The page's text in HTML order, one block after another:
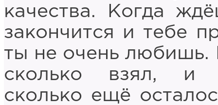
качества. Когда
закончится и тебе
ты не очень любишь.
сколько взял, и
сколько ещё